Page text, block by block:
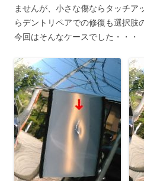
ませんが、小さな傷ならタッチア
らデントリペアでの修復も選択肢
今回はそんなケースでした・・・